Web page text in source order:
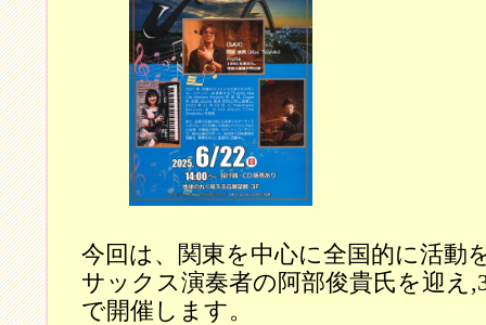
今回は、関東を中心に全国的に活動
サックス演奏者の阿部俊貴氏を迎え
で開催します。